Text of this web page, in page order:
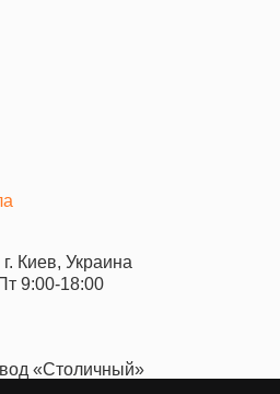
Киев, Украина
9:00-18:00
«Столичный»